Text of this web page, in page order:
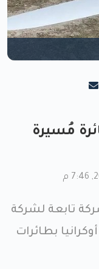
تبيع 80 طائرة مُسيرة
تابعة لشركة
بطائرات